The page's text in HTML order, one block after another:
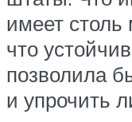
имеет
что
позволила
и упрочить